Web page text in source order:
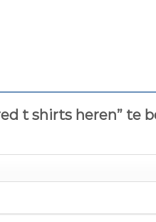
t shirts heren” te